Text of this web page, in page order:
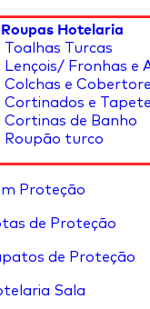
Roupas Hotelaria
Toalhas Turcas
Lençois/ Fronhas e
Colchas e
Cortinados e
Cortinas de Banho
Roupão turco
Proteção
de Proteção
de Proteção
Sala